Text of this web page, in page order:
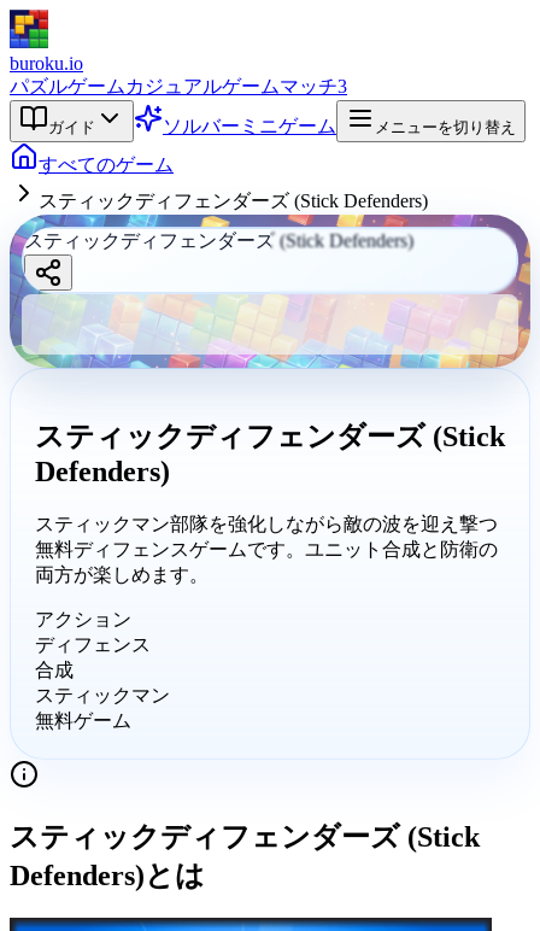
buroku.io
パズルゲーム カジュアルゲームマッチ3
ガイド ソルバー ミニゲーム メニューを切り替え
すべてのゲーム
スティックディフェンダーズ (Stick Defenders)
ィフェンダー
ズ (Stick
スティックディフェンダーズ (Stick Defenders)
スティックディフェンダーズ (Stick
Defenders)
スティックマン部隊を強化しながら敵の波を迎え撃つ
無料ディフェンスゲームです。ユニット合成と防衛の
両方が楽しめます。
アクション
ディフェンス
合成
スティックマン
無料ゲーム
スティックディフェンダーズ (Stick
Defenders)とは